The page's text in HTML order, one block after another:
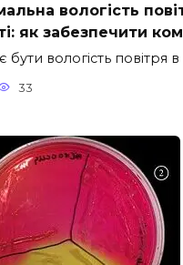
вологість
як забезпечити
бути вологість повітря в
33